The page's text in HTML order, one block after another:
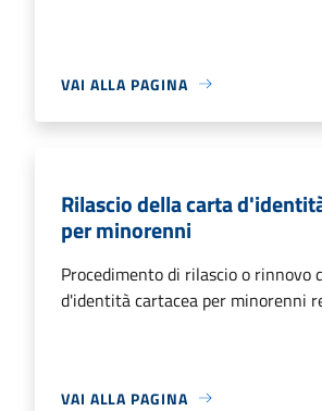
VAI ALLA PAGINA
Rilascio della carta
per minorenni
Procedimento di rilascio o rinnovo
d'identità cartacea per minorenni
VAI ALLA PAGINA